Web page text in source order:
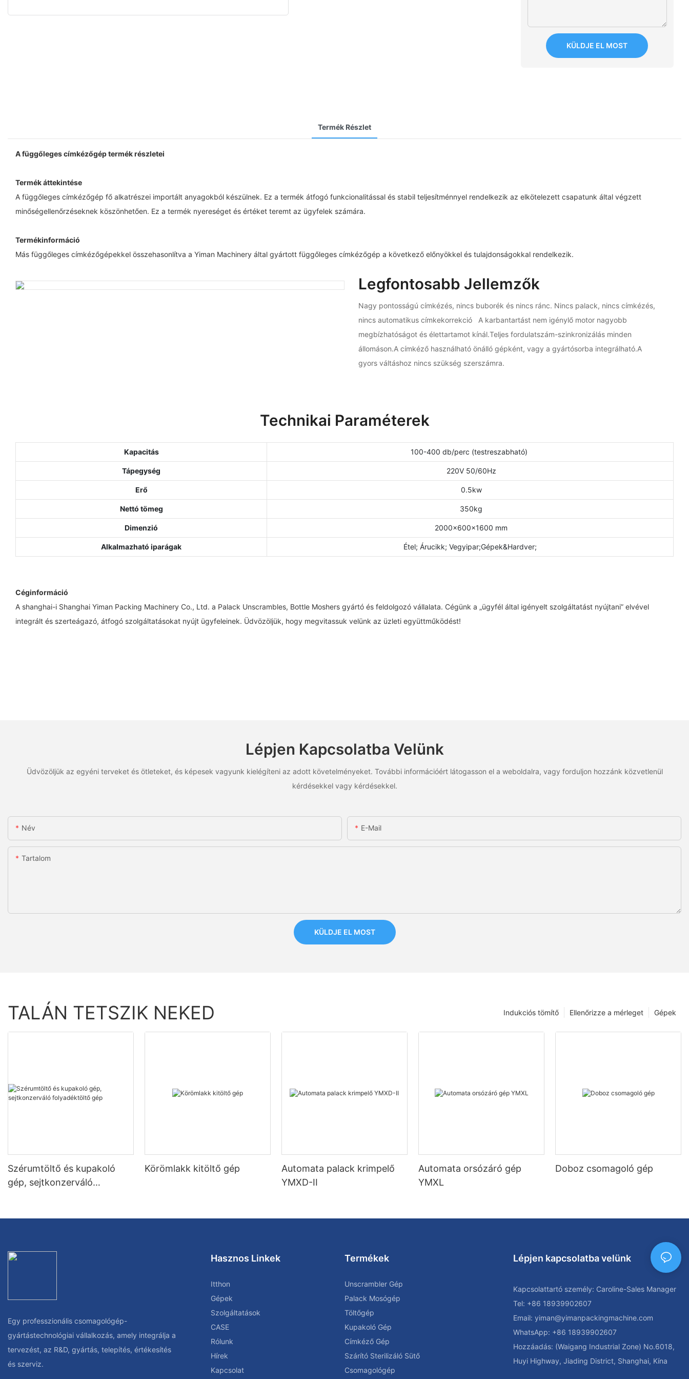
KÜLDJE EL MOST
Termék Részlet
A függőleges címkézőgép termék részletei
Termék áttekintése
A függőleges címkézőgép fő alkatrészei importált anyagokból készülnek. Ez a termék átfogó funkcionalitással és stabil teljesítménnyel rendelkezik az elkötelezett csapatunk által végzett
minőségellenőrzéseknek köszönhetően. Ez a termék nyereséget és értéket teremt az ügyfelek számára.
Termékinformáció
Más függőleges címkézőgépekkel összehasonlítva a Yiman Machinery által gyártott függőleges címkézőgép a következő előnyökkel és tulajdonságokkal rendelkezik.
Legfontosabb Jellemzők
Nagy pontosságú címkézés, nincs buborék és nincs ránc. Nincs palack, nincs címkézés,
nincs automatikus címkekorrekció A karbantartást nem igénylő motor nagyobb
megbízhatóságot és élettartamot kínál.Teljes fordulatszám-szinkronizálás minden
állomáson.A címkéző használható önálló gépként, vagy a gyártósorba integrálható.A
gyors váltáshoz nincs szükség szerszámra.
Technikai Paraméterek
Kapacitás 100-400 db/perc (testreszabható)
Tápegység 220V 50/60Hz
Erő 0.5kw
Nettó tömeg 350kg
Dimenzió 2000×600×1600 mm
Alkalmazható iparágak Étel; Árucikk; Vegyipar;Gépek&Hardver;
Céginformáció
A shanghai-i Shanghai Yiman Packing Machinery Co., Ltd. a Palack Unscrambles, Bottle Moshers gyártó és feldolgozó vállalata. Cégünk a „ügyfél által igényelt szolgáltatást nyújtani” elvével
integrált és szerteágazó, átfogó szolgáltatásokat nyújt ügyfeleinek. Üdvözöljük, hogy megvitassuk velünk az üzleti együttműködést!
Lépjen Kapcsolatba Velünk
Üdvözöljük az egyéni terveket és ötleteket, és képesek vagyunk kielégíteni az adott követelményeket. További információért látogasson el a weboldalra, vagy forduljon hozzánk közvetlenül
kérdésekkel vagy kérdésekkel.
Név E-Mail
Tartalom
KÜLDJE EL MOST
TALÁN TETSZIK NEKED Gépek
Ellenőrizze a mérleget
Indukciós tömítő
Szérumtöltő és kupakoló
gép, sejtkonzerváló
Körömlakk kitöltő gép
Automata palack krimpelő
YMXD-II
Automata orsózáró gép
YMXL
Doboz csomagoló gép
Egy professzionális csomagológép-
gyártástechnológiai vállalkozás, amely integrálja a
tervezést, az R&D, gyártás, telepítés, értékesítés
és szerviz.
Hasznos Linkek
Itthon
Gépek
Szolgáltatások
CASE
Rólunk
Hírek
Kapcsolat
Termékek
Unscrambler Gép
Palack Mosógép
Töltőgép
Kupakoló Gép
Címkéző Gép
Szárító Sterilizáló Sütő
Csomagológép
Lépjen kapcsolatba velünk
Kapcsolattartó személy: Caroline-Sales Manager
Tel: +86 18939902607
Email: yiman@yimanpackingmachine.com
WhatsApp: +86 18939902607
Hozzáadás: (Waigang Industrial Zone) No.6018,
Huyi Highway, Jiading District, Shanghai, Kína